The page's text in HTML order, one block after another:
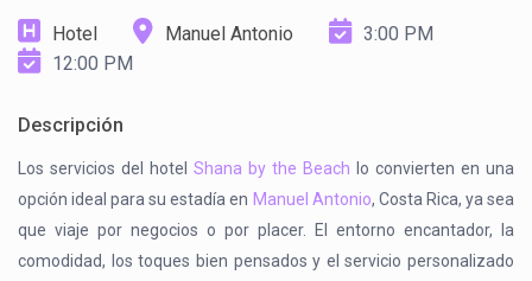
Hotel Manuel Antonio
3:00 PM
12:00 PM
Descripción
Los servicios del hotelShana by the Beach lo convierten en una
opción ideal para su estadía en Manuel Antonio, Costa Rica, ya sea
que viaje por negocios o por placer. El entorno encantador, la
comodidad, los toques bien pensados y el servicio personalizado